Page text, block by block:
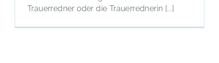
Trauerredner oder die Trauerrednerin [...]